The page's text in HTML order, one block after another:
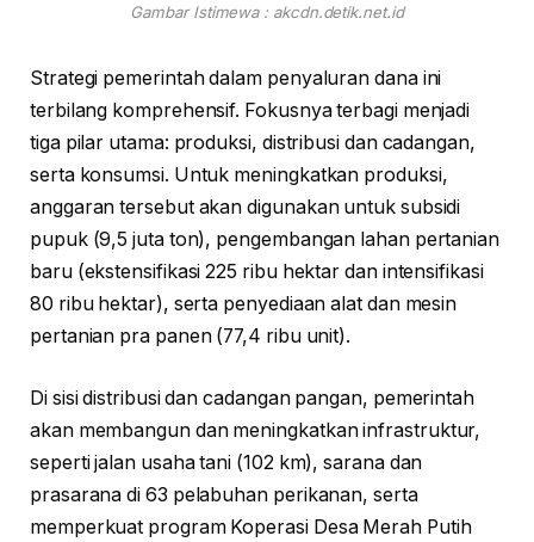
Gambar Istimewa : akcdn.detik.net.id
Strategi pemerintah dalam penyaluran dana ini
terbilang komprehensif. Fokusnya terbagi menjadi
tiga pilar utama: produksi, distribusi dan cadangan,
serta konsumsi. Untuk meningkatkan produksi,
anggaran tersebut akan digunakan untuk subsidi
pupuk (9,5 juta ton), pengembangan lahan pertanian
baru (ekstensifikasi 225 ribu hektar dan intensifikasi
80 ribu hektar), serta penyediaan alat dan mesin
pertanian pra panen (77,4 ribu unit).
Di sisi distribusi dan cadangan pangan, pemerintah
akan membangun dan meningkatkan infrastruktur,
seperti jalan usaha tani (102 km), sarana dan
prasarana di 63 pelabuhan perikanan, serta
memperkuat program Koperasi Desa Merah Putih